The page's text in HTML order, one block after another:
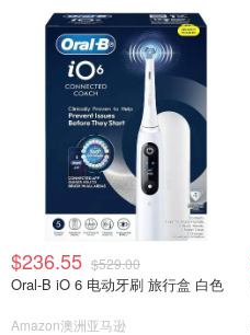
$236.55 $529.00
Oral-B iO 6 电动牙刷 旅行盒 白色
Amazon澳洲亚马逊